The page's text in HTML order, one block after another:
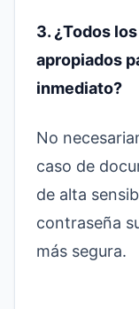
3. ¿Todos
apropiados
inmediato?
No
caso de
de alta
contraseña
más segura.